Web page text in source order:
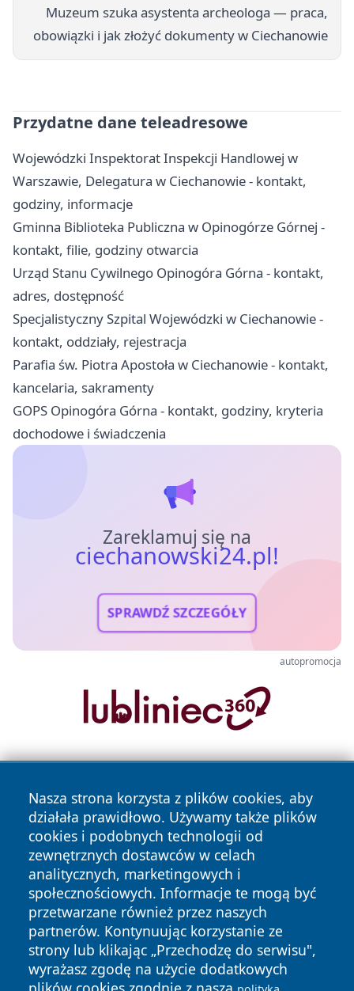
Muzeum szuka asystenta archeologa — praca,
obowiązki i jak złożyć dokumenty w Ciechanowie
Przydatne dane teleadresowe
Wojewódzki Inspektorat Inspekcji Handlowej w
Warszawie, Delegatura w Ciechanowie - kontakt,
godziny, informacje
Gminna Biblioteka Publiczna w Opinogórze Górnej -
kontakt, filie, godziny otwarcia
Urząd Stanu Cywilnego Opinogóra Górna - kontakt,
adres, dostępność
Specjalistyczny Szpital Wojewódzki w Ciechanowie -
kontakt, oddziały, rejestracja
Parafia św. Piotra Apostoła w Ciechanowie - kontakt,
kancelaria, sakramenty
GOPS Opinogóra Górna - kontakt, godziny, kryteria
dochodowe i świadczenia
Zareklamuj się na
ciechanowski24.pl!
SPRAWDŹ SZCZEGÓŁY
autopromocja
Nasza strona korzysta z plików cookies, aby
działała prawidłowo. Używamy także plików
cookies i podobnych technologii od
zewnętrznych dostawców w celach
analitycznych, marketingowych i
społecznościowych. Informacje te mogą być
przetwarzane również przez naszych
partnerów. Kontynuując korzystanie ze
strony lub klikając „Przechodzę do serwisu",
wyrażasz zgodę na użycie dodatkowych
Copyright © 2026 ciechanowski24.pl Wszystkie prawa
zastrzeżone.
News Autorzy
Polityka
Prywatności
Polityka
Cookies